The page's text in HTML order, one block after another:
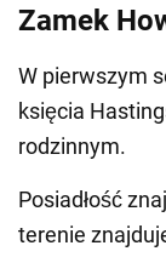
Zamek
W pierwszym
księcia
rodzinnym.
Posiadłość
terenie